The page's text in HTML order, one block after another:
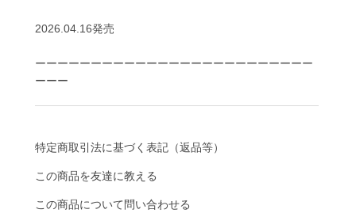
2026.04.16発売
ーーーーーーーーーーーーーーーーーーーーーーーーー
ーーー
特定商取引法に基づく表記（返品等）
この商品を友達に教える
この商品について問い合わせる